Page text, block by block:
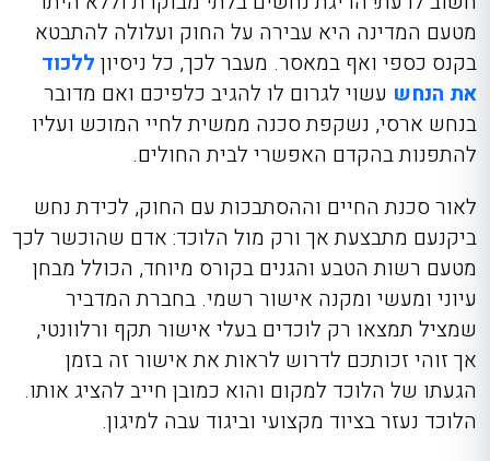
מטעם המדינה היא עבירה על החוק ועלולה להתבטא
בקנס כספי ואף במאסר. מעבר לכך, כל ניסיון ללכוד
את הנחש עשוי לגרום לו להגיב כלפיכם ואם מדובר
בנחש ארסי, נשקפת סכנה ממשית לחיי המוכש ועליו
להתפנות בהקדם האפשרי לבית החולים.
לאור סכנת החיים וההסתבכות עם החוק, לכידת נחש
ביקנעם מתבצעת אך ורק מול הלוכד: אדם שהוכשר לכך
מטעם רשות הטבע והגנים בקורס מיוחד, הכולל מבחן
עיוני ומעשי ומקנה אישור רשמי. בחברת המדביר
שמציל תמצאו רק לוכדים בעלי אישור תקף ורלוונטי,
אך זוהי זכותכם לדרוש לראות את אישור זה בזמן
הגעתו של הלוכד למקום והוא כמובן חייב להציג אותו.
הלוכד נעזר בציוד מקצועי וביגוד עבה למיגון.